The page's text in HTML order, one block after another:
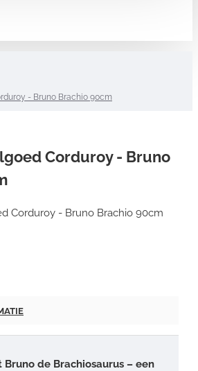
- Bruno Brachio 90cm
Corduroy - Bruno
Bruno de Brachiosaurus – een